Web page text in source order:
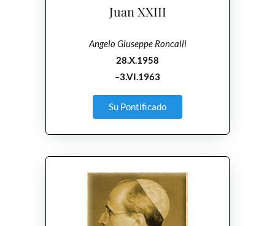
Juan XXIII
Angelo Giuseppe Roncalli
28.X.1958
–3.VI.1963
Su Pontificado